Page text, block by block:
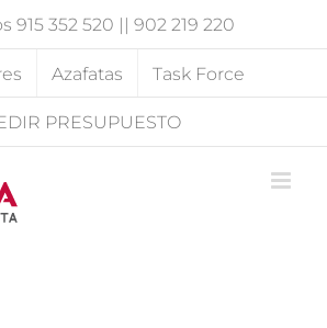
915 352 520 || 902 219 220
Azafatas Task Force
PRESUPUESTO